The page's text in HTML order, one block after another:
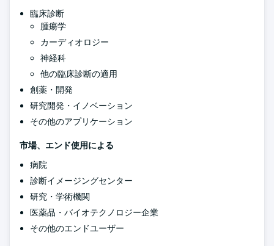
臨床診断
腫瘍学
カーディオロジー
神経科
他の臨床診断の適用
創薬・開発
研究開発・イノベーション
その他のアプリケーション
市場、エンド使用による
病院
診断イメージングセンター
研究・学術機関
医薬品・バイオテクノロジー企業
その他のエンドユーザー